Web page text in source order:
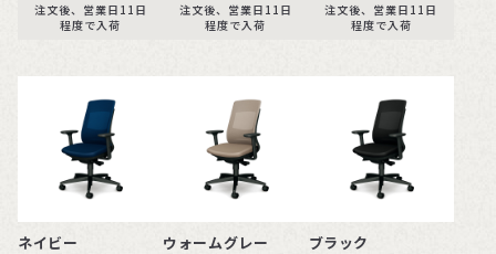
注文後、営業日11日
程度で入荷
注文後、営業日11日
程度で入荷
注文後、営業日11日
程度で入荷
ネイビー ウォームグレー ブラック